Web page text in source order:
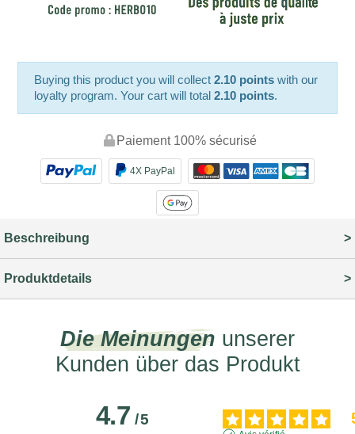
Buying this product you will collect2.10 points with our
loyalty program. Your cart will total2.10 points.
Paiement 100% sécurisé
4X PayPal
Beschreibung
Produktdetails
Die Meinungen unserer
Kunden über das Produkt
4.7/5